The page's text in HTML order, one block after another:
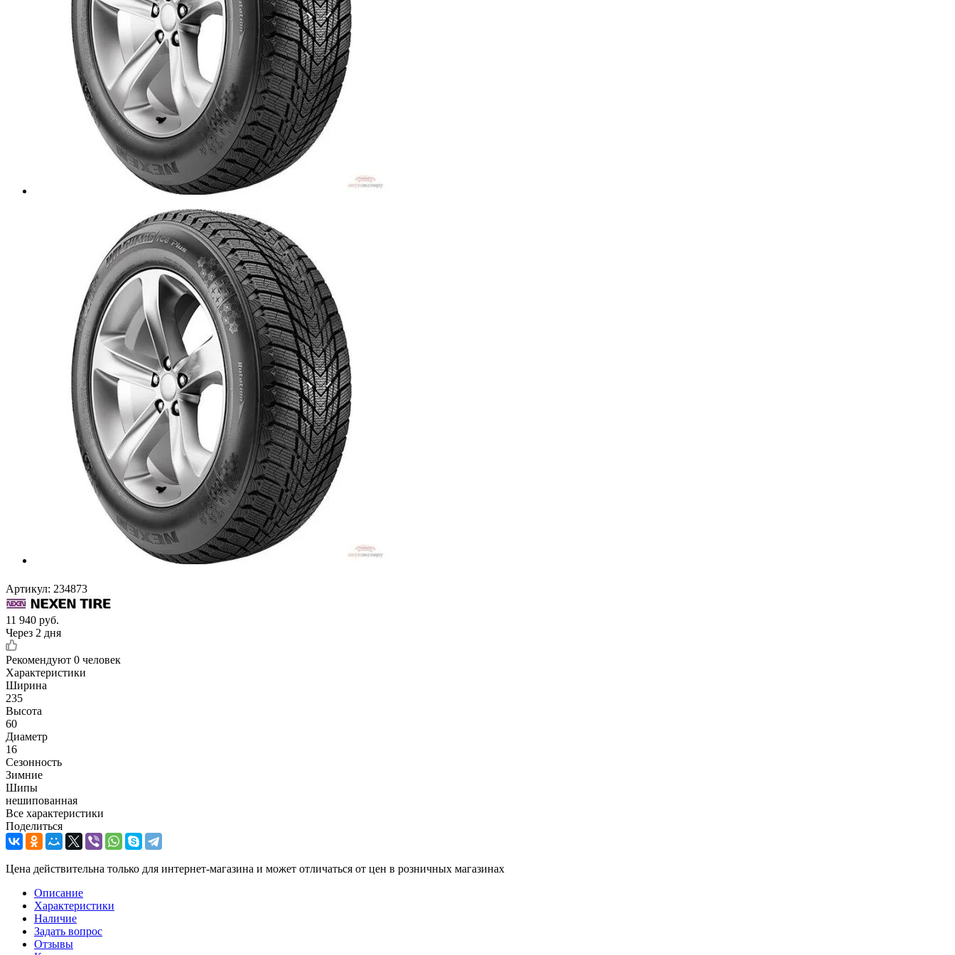
Артикул: 234873
11 940 руб.
Через 2 дня
Рекомендуют 0 человек
Характеристики
Ширина
235
Высота
60
Диаметр
16
Сезонность
Зимние
Шипы
нешипованная
Все характеристики
Поделиться
Цена действительна только для интернет-магазина и может отличаться от цен в розничных магазинах
Описание
Характеристики
Наличие
Задать вопрос
Отзывы